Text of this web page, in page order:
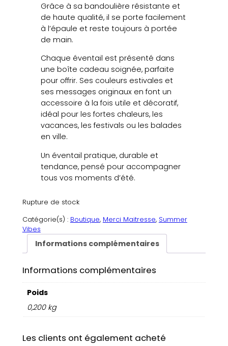
Grâce à sa bandoulière résistante et
de haute qualité, il se porte facilement
à l’épaule et reste toujours à portée
de main.
Chaque éventail est présenté dans
une boîte cadeau soignée, parfaite
pour offrir. Ses couleurs estivales et
ses messages originaux en font un
accessoire à la fois utile et décoratif,
idéal pour les fortes chaleurs, les
vacances, les festivals ou les balades
en ville.
Un éventail pratique, durable et
tendance, pensé pour accompagner
tous vos moments d’été.
Rupture de stock
Catégorie(s) : Boutique, Merci Maitresse, Summer
Vibes
Informations complémentaires
Informations complémentaires
Poids
0,200 kg
Les clients ont également acheté